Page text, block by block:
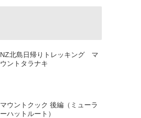
NZ北島日帰りトレッキング マ
ウントタラナキ
マウントクック 後編（ミューラ
ーハットルート）